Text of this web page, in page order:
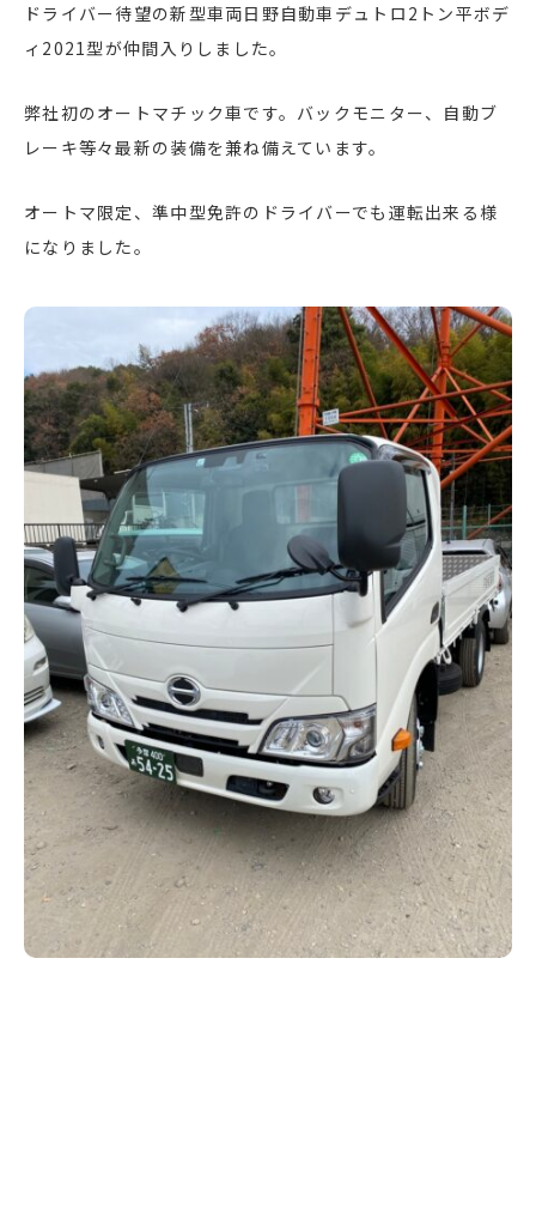
0120-09-5383
お問い合わせ・見積り相談
ドライバー待望の新型車両日野自動車デュトロ2トン平ボデ
ィ2021型が仲間入りしました。
弊社初のオートマチック車です。バックモニター、自動ブ
レーキ等々最新の装備を兼ね備えています。
オートマ限定、準中型免許のドライバーでも運転出来る様
になりました。